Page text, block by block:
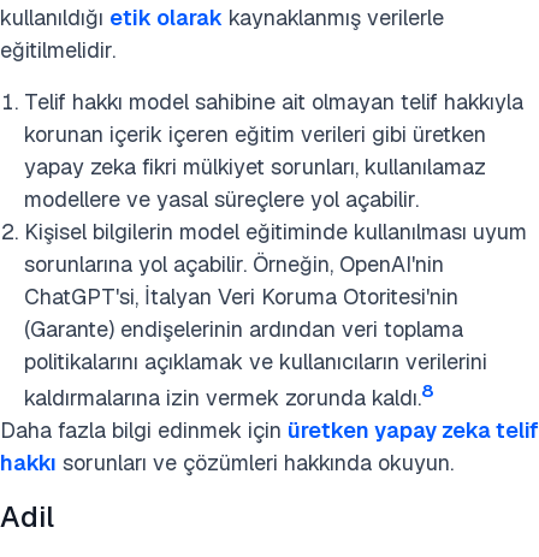
kullanıldığı etik olarak kaynaklanmış verilerle
eğitilmelidir.
Telif hakkı model sahibine ait olmayan telif hakkıyla
korunan içerik içeren eğitim verileri gibi üretken
yapay zeka fikri mülkiyet sorunları, kullanılamaz
modellere ve yasal süreçlere yol açabilir.
Kişisel bilgilerin model eğitiminde kullanılması uyum
sorunlarına yol açabilir. Örneğin, OpenAI'nin
ChatGPT'si, İtalyan Veri Koruma Otoritesi'nin
(Garante) endişelerinin ardından veri toplama
politikalarını açıklamak ve kullanıcıların verilerini
kaldırmalarına izin vermek zorunda kaldı.8
Daha fazla bilgi edinmek için üretken yapay zeka telif
hakkı sorunları ve çözümleri hakkında okuyun.
Adil